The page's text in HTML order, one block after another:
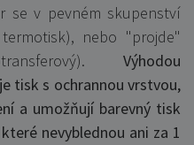
se v pevném skupenství
nebo "projde"
Výhodou
tisk s ochrannou vrstvou,
a umožňují barevný tisk
nevyblednou ani za 1